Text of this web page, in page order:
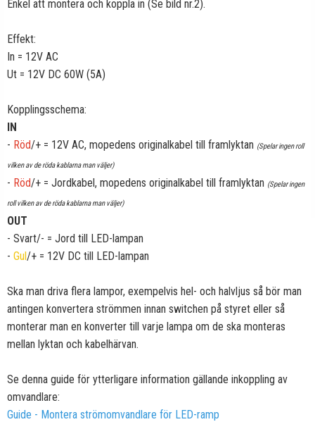
Enkel att montera och koppla in (Se bild nr.2).
Effekt:
In = 12V AC
Ut = 12V DC 60W (5A)
Kopplingsschema:
IN
- Röd/+ = 12V AC, mopedens originalkabel till framlyktan (Spelar ingen roll
vilken av de röda kablarna man väljer)
- Röd/+ = Jordkabel, mopedens originalkabel till framlyktan (Spelar ingen
roll vilken av de röda kablarna man väljer)
OUT
- Svart/- = Jord till LED-lampan
- Gul/+ = 12V DC till LED-lampan
Ska man driva flera lampor, exempelvis hel- och halvljus så bör man
antingen konvertera strömmen innan switchen på styret eller så
monterar man en konverter till varje lampa om de ska monteras
mellan lyktan och kabelhärvan.
Se denna guide för ytterligare information gällande inkoppling av
omvandlare:
Guide - Montera strömomvandlare för LED-ramp